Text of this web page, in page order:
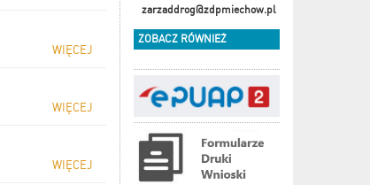
WIĘCEJ
WIĘCEJ
WIĘCEJ
zarzaddrog@zdpmiechow.pl
ZOBACZ RÓWNIEŻ